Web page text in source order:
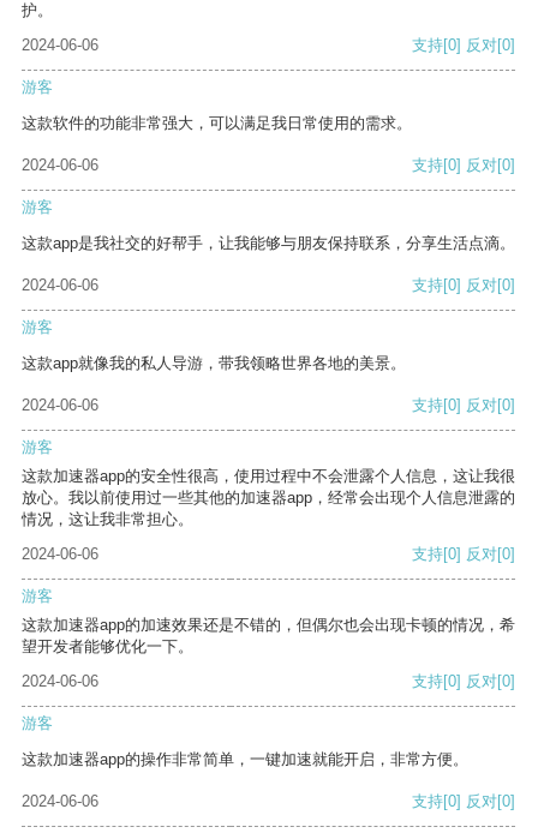
护。
2024-06-06
支持[0] 反对[0]
游客
这款软件的功能非常强大，可以满足我日常使用的需求。
2024-06-06 支持[0] 反对[0]
游客
这款app是我社交的好帮手，让我能够与朋友保持联系，分享生活点滴。
2024-06-06 支持[0] 反对[0]
游客
这款app就像我的私人导游，带我领略世界各地的美景。
2024-06-06 支持[0] 反对[0]
游客
这款加速器app的安全性很高，使用过程中不会泄露个人信息，这让我很
放心。我以前使用过一些其他的加速器app，经常会出现个人信息泄露的
情况，这让我非常担心。
2024-06-06
支持[0] 反对[0]
游客
这款加速器app的加速效果还是不错的，但偶尔也会出现卡顿的情况，希
望开发者能够优化一下。
2024-06-06
支持[0] 反对[0]
游客
这款加速器app的操作非常简单，一键加速就能开启，非常方便。
2024-06-06 支持[0] 反对[0]